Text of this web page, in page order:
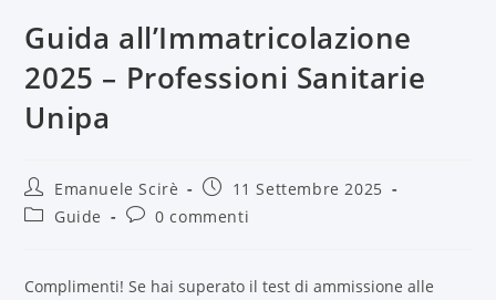
Guida all’Immatricolazione
2025 – Professioni Sanitarie
Unipa
Emanuele Scirè
11 Settembre 2025
Guide
0 commenti
Complimenti! Se hai superato il test di ammissione alle